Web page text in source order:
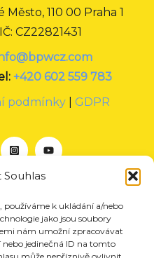
Souhlas
používáme k ukládání a/nebo
jako jsou soubory
nám umožní zpracovávat
nebo jedinečná ID na tomto
110 00 Praha 1
CZ22821431
+420 602 559 783
podmínky
GDPR